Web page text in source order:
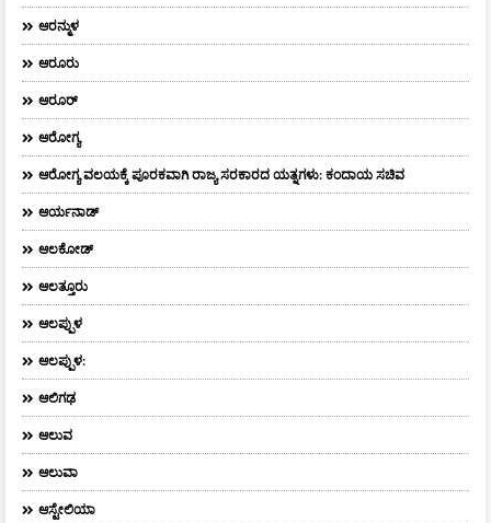
ಆರನ್ಮುಳ
ಆರೂರು
ಆರೂರ್
ಆರೋಗ್ಯ
ಆರೋಗ್ಯ ವಲಯಕ್ಕೆ ಪೂರಕವಾಗಿ ರಾಜ್ಯ ಸರಕಾರದ ಯತ್ನಗಳು: ಕಂದಾಯ ಸಚಿವ
ಆರ್ಯನಾಡ್
ಆಲಕೋಡ್
ಆಲತ್ತೂರು
ಆಲಪ್ಪುಳ
ಆಲಪ್ಪುಳ:
ಆಲಿಗಢ
ಆಲುವ
ಆಲುವಾ
ಆಸ್ಟೇಲಿಯಾ